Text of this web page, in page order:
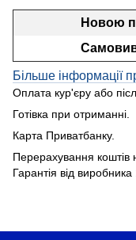
Новою
Більше інформації
Оплата кур'єру або
Готівка при отриманні.
Карта Приватбанку.
Перерахування коштів
Гарантія від виробника